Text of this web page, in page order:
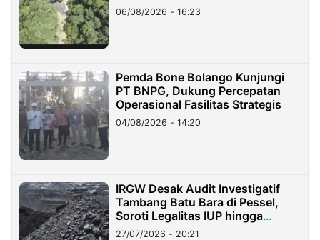
06/08/2026 - 16:23
Pemda Bone Bolango Kunjungi
PT BNPG, Dukung Percepatan
Operasional Fasilitas Strategis
04/08/2026 - 14:20
IRGW Desak Audit Investigatif
Tambang Batu Bara di Pessel,
Soroti Legalitas IUP hingga
Stockpile
27/07/2026 - 20:21